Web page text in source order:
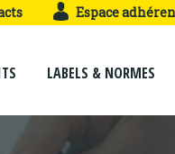
Espace
LABELS & NORMES